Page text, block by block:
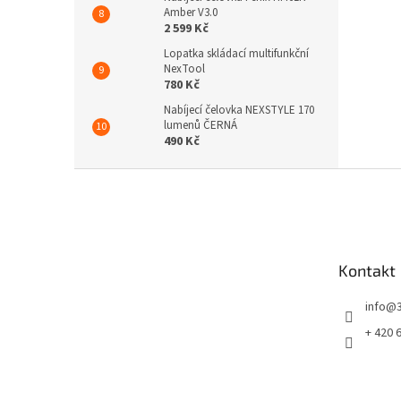
Amber V3.0
2 599 Kč
Lopatka skládací multifunkční
NexTool
780 Kč
Nabíjecí čelovka NEXSTYLE 170
lumenů ČERNÁ
490 Kč
Kontakt
info@
+ 420